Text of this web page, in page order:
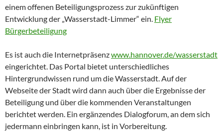
einem offenen Beteiligungsprozess zur zukünftigen
Entwicklung der „Wasserstadt-Limmer“ ein. Flyer
Bürgerbeteiligung
Es ist auch die Internetpräsenzwww.hannover.de/wasserstadt
eingerichtet. Das Portal bietet unterschiedliches
Hintergrundwissen rund um die Wasserstadt. Auf der
Webseite der Stadt wird dann auch über die Ergebnisse der
Beteiligung und über die kommenden Veranstaltungen
berichtet werden. Ein ergänzendes Dialogforum, an dem sich
jedermann einbringen kann, ist in Vorbereitung.